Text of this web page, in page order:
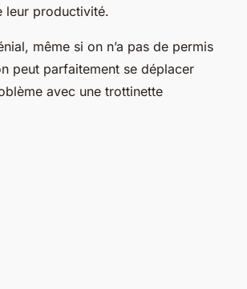
leur productivité.
même si on n’a pas de permis
peut parfaitement se déplacer
avec une trottinette